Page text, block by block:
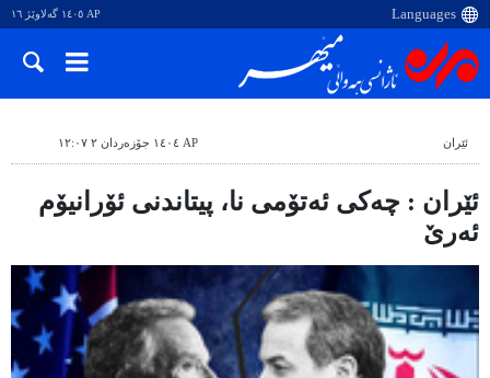
AP ١٤٠٥ گەلاوێژ ١٦
ئێران AP ١٤٠٤ جۆزەردان ٢ ١٢:٠٧
ئێران : چەکی ئەتۆمی نا، پیتاندنی ئۆرانیۆم
ئەرێ